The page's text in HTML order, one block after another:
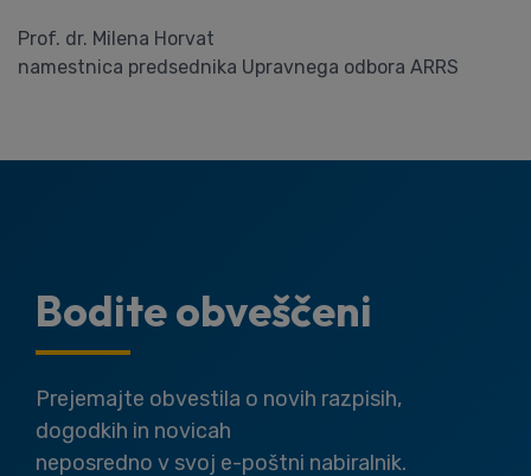
Prof. dr. Milena Horvat
namestnica predsednika Upravnega odbora ARRS
Bodite obveščeni
Prejemajte obvestila o novih razpisih,
dogodkih in novicah
neposredno v svoj e-poštni nabiralnik.